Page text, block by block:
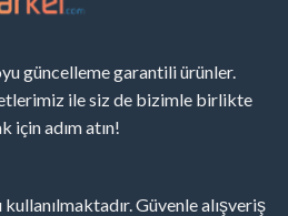
güncelleme garantili ürünler.
ile siz de bizimle birlikte
için adım atın!
Güvenle alışveriş